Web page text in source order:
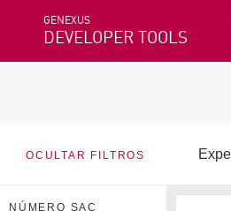
GENEXUS
DEVELOPER TOOLS